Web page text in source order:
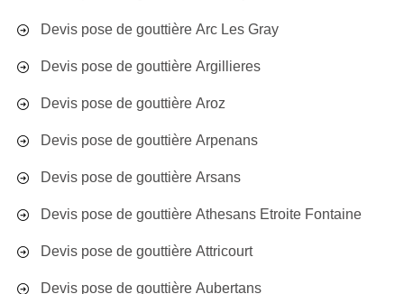
Devis pose de gouttière Arc Les Gray
Devis pose de gouttière Argillieres
Devis pose de gouttière Aroz
Devis pose de gouttière Arpenans
Devis pose de gouttière Arsans
Devis pose de gouttière Athesans Etroite Fontaine
Devis pose de gouttière Attricourt
Devis pose de gouttière Aubertans